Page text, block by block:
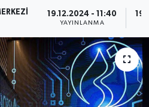
19.12.2024 - 11:40
YAYINLANMA